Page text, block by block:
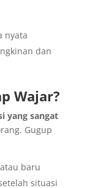
nyata
dan
Wajar?
yang sangat
Gugup
baru
situasi